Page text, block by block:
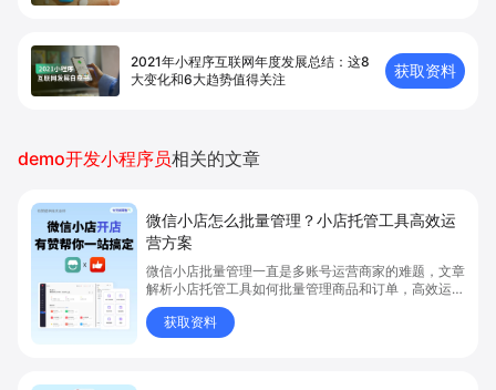
2021年小程序互联网年度发展总结：这8
大变化和6大趋势值得关注
获取资料
demo开发小程序员相关的文章
微信小店怎么批量管理？小店托管工具高效运
营方案
微信小店批量管理一直是多账号运营商家的难题，文章
解析小店托管工具如何批量管理商品和订单，高效运营
多账号微信小店。通过智能同步、AI运营托管和丰富营
销玩法，全面提升门店管理效率。点击了解微信小店批
量管理、高效托管的实用方案！
获取资料